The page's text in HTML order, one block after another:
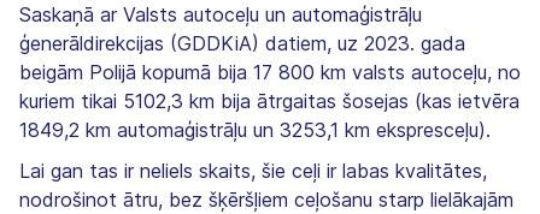
Saskaņā ar Valsts autoceļu un automaģistrāļu
ģenerāldirekcijas (GDDKiA) datiem, uz 2023. gada
beigām Polijā kopumā bija 17 800 km valsts autoceļu, no
kuriem tikai 5102,3 km bija ātrgaitas šosejas (kas ietvēra
1849,2 km automaģistrāļu un 3253,1 km ekspresceļu).
Lai gan tas ir neliels skaits, šie ceļi ir labas kvalitātes,
nodrošinot ātru, bez šķēršļiem ceļošanu starp lielākajām